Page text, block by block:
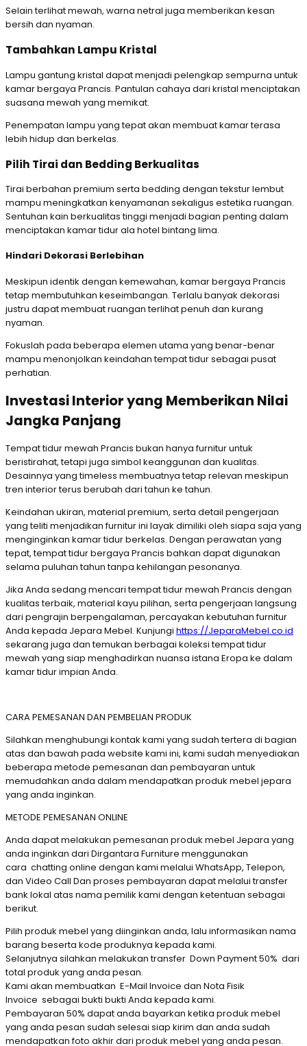
Selain terlihat mewah, warna netral juga memberikan kesan
bersih dan nyaman.
Tambahkan Lampu Kristal
Lampu gantung kristal dapat menjadi pelengkap sempurna untuk
kamar bergaya Prancis. Pantulan cahaya dari kristal menciptakan
suasana mewah yang memikat.
Penempatan lampu yang tepat akan membuat kamar terasa
lebih hidup dan berkelas.
Pilih Tirai dan Bedding Berkualitas
Tirai berbahan premium serta bedding dengan tekstur lembut
mampu meningkatkan kenyamanan sekaligus estetika ruangan.
Sentuhan kain berkualitas tinggi menjadi bagian penting dalam
menciptakan kamar tidur ala hotel bintang lima.
Hindari Dekorasi Berlebihan
Meskipun identik dengan kemewahan, kamar bergaya Prancis
tetap membutuhkan keseimbangan. Terlalu banyak dekorasi
justru dapat membuat ruangan terlihat penuh dan kurang
nyaman.
Fokuslah pada beberapa elemen utama yang benar-benar
mampu menonjolkan keindahan tempat tidur sebagai pusat
perhatian.
Investasi Interior yang Memberikan Nilai
Jangka Panjang
Tempat tidur mewah Prancis bukan hanya furnitur untuk
beristirahat, tetapi juga simbol keanggunan dan kualitas.
Desainnya yang timeless membuatnya tetap relevan meskipun
tren interior terus berubah dari tahun ke tahun.
Keindahan ukiran, material premium, serta detail pengerjaan
yang teliti menjadikan furnitur ini layak dimiliki oleh siapa saja yang
menginginkan kamar tidur berkelas. Dengan perawatan yang
tepat, tempat tidur bergaya Prancis bahkan dapat digunakan
selama puluhan tahun tanpa kehilangan pesonanya.
Jika Anda sedang mencari tempat tidur mewah Prancis dengan
kualitas terbaik, material kayu pilihan, serta pengerjaan langsung
dari pengrajin berpengalaman, percayakan kebutuhan furnitur
Anda kepada Jepara Mebel. Kunjungi https://JeparaMebel.co.id
sekarang juga dan temukan berbagai koleksi tempat tidur
mewah yang siap menghadirkan nuansa istana Eropa ke dalam
kamar tidur impian Anda.
CARA PEMESANAN DAN PEMBELIAN PRODUK
Silahkan menghubungi kontak kami yang sudah tertera di bagian
atas dan bawah pada website kami ini, kami sudah menyediakan
beberapa metode pemesanan dan pembayaran untuk
memudahkan anda dalam mendapatkan produk mebel jepara
yang anda inginkan.
METODE PEMESANAN ONLINE
Anda dapat melakukan pemesanan produk mebel Jepara yang
anda inginkan dari Dirgantara Furniture menggunakan
cara chatting online dengan kami melalui WhatsApp, Telepon,
dan Video Call Dan proses pembayaran dapat melalui transfer
bank lokal atas nama pemilik kami dengan ketentuan sebagai
berikut.
Pilih produk mebel yang diinginkan anda, lalu informasikan nama
barang beserta kode produknya kepada kami.
Selanjutnya silahkan melakukan transfer Down Payment 50% dari
total produk yang anda pesan.
Kami akan membuatkan E-Mail Invoice dan Nota Fisik
Invoice sebagai bukti bukti Anda kepada kami.
Pembayaran 50% dapat anda bayarkan ketika produk mebel
yang anda pesan sudah selesai siap kirim dan anda sudah
mendapatkan foto akhir dari produk mebel yang anda pesan.